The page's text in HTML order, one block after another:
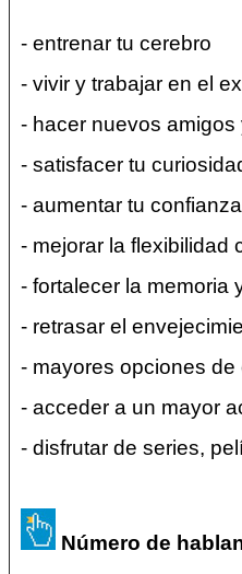
- entrenar tu cerebro
- vivir y trabajar en el
- hacer nuevos
- satisfacer tu
- aumentar tu
- mejorar la flexibilidad
- fortalecer la memoria
- retrasar el
- mayores opciones
- acceder a un mayor
- disfrutar de series,
Número de